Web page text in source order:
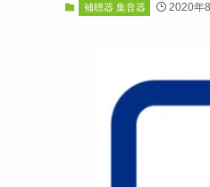
補聴器 集音器 2020年